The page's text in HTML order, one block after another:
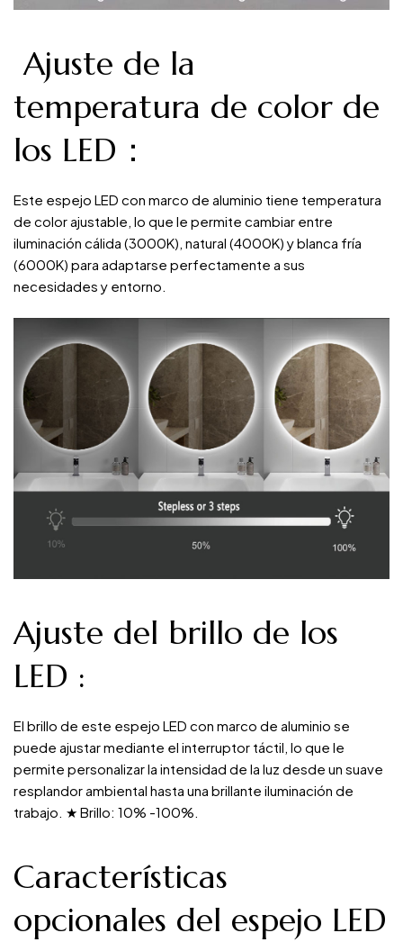
Ajuste de la
temperatura de color de
los LED：
Este espejo LED con marco de aluminio tiene temperatura
de color ajustable, lo que le permite cambiar entre
iluminación cálida (3000K), natural (4000K) y blanca fría
(6000K) para adaptarse perfectamente a sus
necesidades y entorno.
Ajuste del brillo de los
LED :
El brillo de este espejo LED con marco de aluminio se
puede ajustar mediante el interruptor táctil, lo que le
permite personalizar la intensidad de la luz desde un suave
resplandor ambiental hasta una brillante iluminación de
trabajo. ★ Brillo: 10% -100%.
Características
opcionales del espejo LED